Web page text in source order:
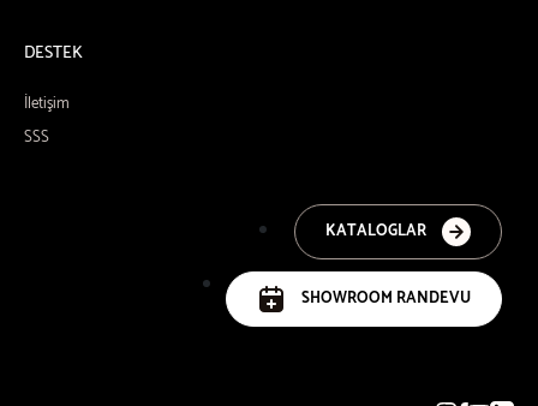
DESTEK
İletişim
SSS
KATALOGLAR
SHOWROOM RANDEVU